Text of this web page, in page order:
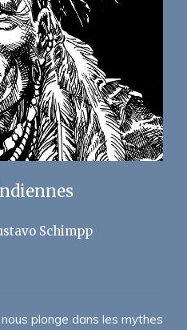
Schimpp
plonge dans les mythes